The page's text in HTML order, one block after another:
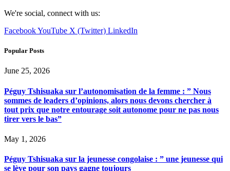
We're social, connect with us:
FacebookYouTube X (Twitter) LinkedIn
Popular Posts
June 25, 2026
Péguy Tshisuaka sur l’autonomisation de la femme : ” Nous
sommes de leaders d’opinions, alors nous devons chercher à
tout prix que notre entourage soit autonome pour ne pas nous
tirer vers le bas”
May 1, 2026
Péguy Tshisuaka sur la jeunesse congolaise : ” une jeunesse qui
se lève pour son pays gagne toujours